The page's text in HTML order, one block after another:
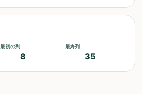
最初の列
8
最終列
35